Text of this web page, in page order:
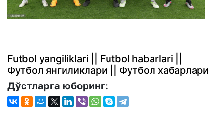
Futbol yangiliklari || Futbol habarlari ||
Футбол янгиликлари || Футбол хабарлари
Дўстларга юборинг: